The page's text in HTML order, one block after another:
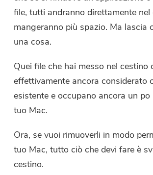
file, tutti andranno direttamente nel
mangeranno più spazio. Ma lascia
una cosa.
Quei file che hai messo nel cestino
effettivamente ancora considerato
esistente e occupano ancora un
tuo Mac.
Ora, se vuoi rimuoverli in modo
tuo Mac, tutto ciò che devi fare è
cestino.